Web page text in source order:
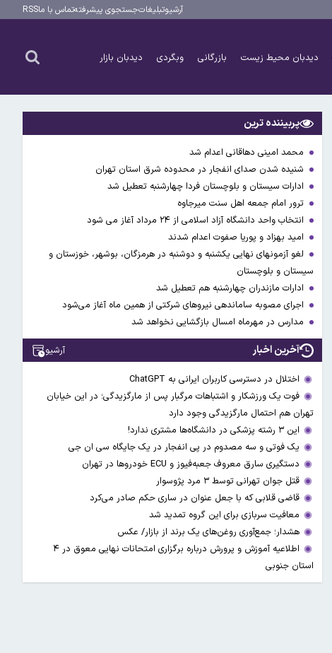
آرشیوتبلیغاتجستجوی پیشرفتهتماس با ماRSS
دیدبان محیط زیست بازرگانی وبگردی دیدبان بازار
پربیننده ترین
محمد امینی دهاقانی اعدام شد
شنیده شدن صدای انفجار در محدوده شرق استان تهران
ادارات سیستان و بلوچستان فردا چهارشنبه تعطیل شد
ترور امام جمعه اهل سنت میرجاوه
انتخاب واحد دانشگاه آزاد اسلامی از ۲۴ مرداد آغاز می شود
امید بهزاد و پوریا صفوت اعدام شدند
لغو آزمونهای نهایی یکشنبه و دوشنبه در هرمزگان، بوشهر، خوزستان و
سیستان و بلوچستان
ادارات مازندران چهارشنبه هم تعطیل شد
اجرای مصوبه ساماندهی نیرو‌های شرکتی از همین ماه آغاز می‌شود
مدارس در مهرماه امسال بازگشایی نخواهد شد
آخرین اخبار آرشیو
اختلال در دسترسی کاربران ایرانی به ChatGPT
فوت یک ورزشکار و اشتباهات مرگبار پس از مارگزیدگی؛ در این خیابان
تهران هم احتمال مارگزیدگی وجود دارد
این ۳ رشته پزشکی در دانشگاه‌ها مشتری ندارد!
یک فوتی و سه مصدوم در پی انفجار در یک جایگاه سی ان جی
دستگیری سارق معروف جعبه‌فیوز و ECU خودروها در تهران
قتل جوان تهرانی توسط ۳ مرد پژوسوار
قاضی قلابی که با جعل عنوان در ساری حکم صادر می‌کرد
معافیت سربازی برای این گروه تمدید شد
هشدار؛ جمع‌آوری روغن‌های یک برند از بازار/ عکس
اطلاعیه آموزش و پرورش درباره برگزاری امتحانات نهایی معوق در ۴
استان جنوبی